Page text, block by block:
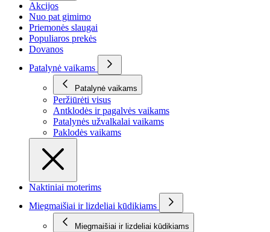
Akcijos
Nuo pat gimimo
Priemonės slaugai
Populiaros prekės
Dovanos
Patalynė vaikams
Patalynė vaikams
Peržiūrėti visus
Antklodės ir pagalvės vaikams
Patalynės užvalkalai vaikams
Paklodės vaikams
Naktiniai moterims
Miegmaišiai ir lizdeliai kūdikiams
Miegmaišiai ir lizdeliai kūdikiams